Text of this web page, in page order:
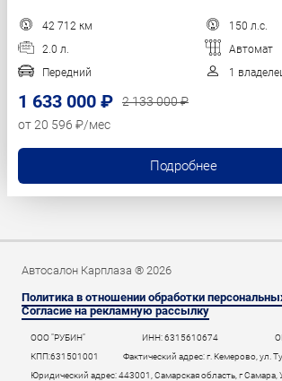
42 712 км
150 л.с.
2.0 л.
Автомат
Передний
1
1 633 000 ₽
2 133 000 ₽
от 20 596 ₽/мес
Подробнее
Автосалон Карплаза ® 2026
Политика в отношении обработки
Согласие на рекламную рассылку
ООО "РУБИН" ИНН: 6315610674
КПП:631501001
Фактический адрес: г. Кемерово, ул.
Юридический адрес: 443001, Самарская область, г Самара,